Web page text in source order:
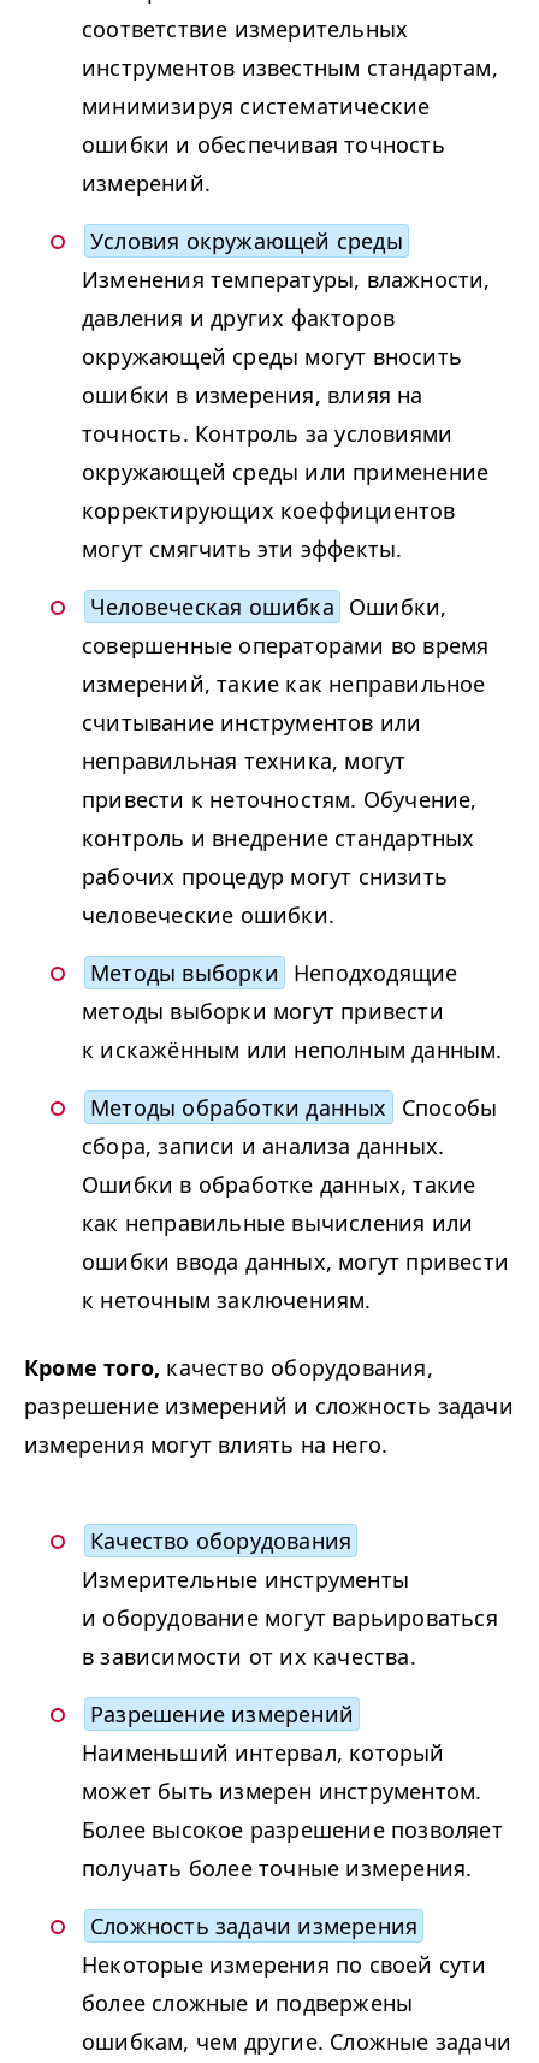
соответствие измерительных
инструментов известным стандартам,
минимизируя систематические
ошибки и обеспечивая точность
измерений.
Условия окружающей среды
Изменения температуры, влажности,
давления и других факторов
окружающей среды могут вносить
ошибки в измерения, влияя на
точность. Контроль за условиями
окружающей среды или применение
корректирующих коеффициентов
могут смягчить эти эффекты.
Человеческая ошибка Ошибки,
совершенные операторами во время
измерений, такие как неправильное
считывание инструментов или
неправильная техника, могут
привести к неточностям. Обучение,
контроль и внедрение стандартных
рабочих процедур могут снизить
человеческие ошибки.
Методы выборки
Неподходящие
методы выборки могут привести
к искажённым или неполным данным.
Методы обработки данных
Способы
сбора, записи и анализа данных.
Ошибки в обработке данных, такие
как неправильные вычисления или
ошибки ввода данных, могут привести
к неточным заключениям.
Кроме того, качество оборудования,
разрешение измерений и сложность задачи
измерения могут влиять на него.
Качество оборудования
Измерительные инструменты
и оборудование могут варьироваться
в зависимости от их качества.
Разрешение измерений
Наименьший интервал, который
может быть измерен инструментом.
Более высокое разрешение позволяет
получать более точные измерения.
Сложность задачи измерения
Некоторые измерения по своей сути
более сложные и подвержены
ошибкам, чем другие. Сложные задачи